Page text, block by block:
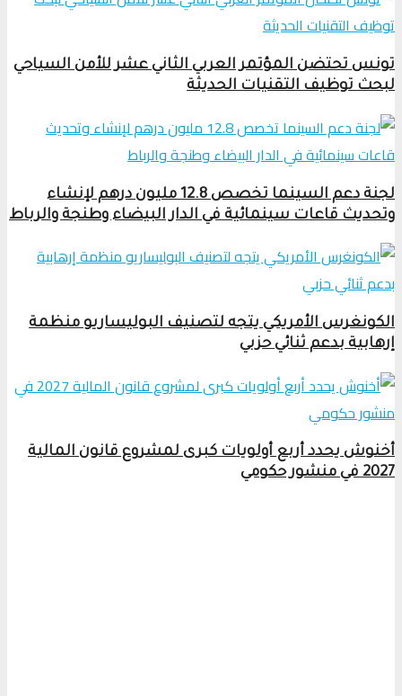
تونس تحتضن المؤتمر العربي الثاني عشر للأمن السياحي
لبحث توظيف التقنيات الحديثة
لجنة دعم السينما تخصص 12.8 مليون درهم لإنشاء
وتحديث قاعات سينمائية في الدار البيضاء وطنجة والرباط
الكونغرس الأمريكي يتجه لتصنيف البوليساريو منظمة
إرهابية بدعم ثنائي حزبي
أخنوش يحدد أربع أولويات كبرى لمشروع قانون المالية
2027 في منشور حكومي